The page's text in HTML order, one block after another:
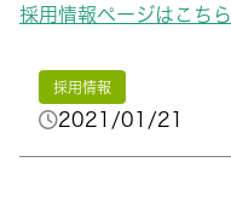
採用情報ページはこちら
採用情報
2021/01/21